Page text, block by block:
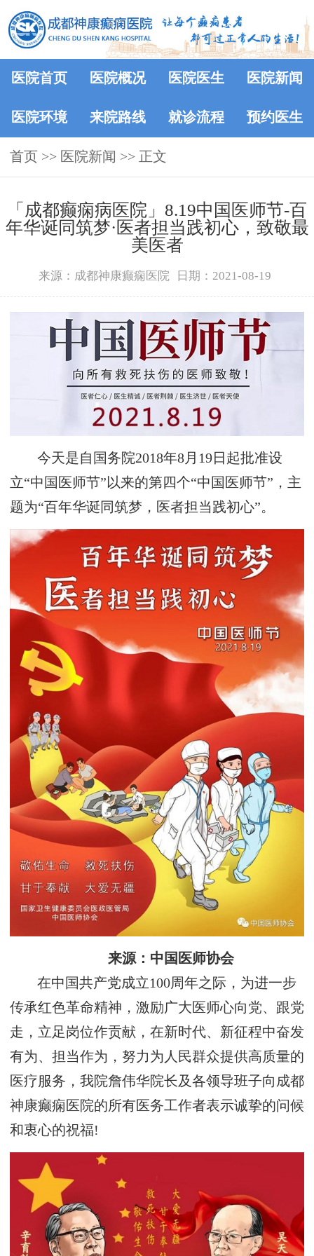
医院首页 医院概况 医院医生 医院新闻
医院环境 来院路线 就诊流程 预约医生
首页 >> 医院新闻 >> 正文
「成都癫痫病医院」8.19中国医师节-百
年华诞同筑梦·医者担当践初心，致敬最
美医者
来源：成都神康癫痫医院 日期：2021-08-19
今天是自国务院2018年8月19日起批准设
立“中国医师节”以来的第四个“中国医师节”，主
题为“百年华诞同筑梦，医者担当践初心”。
来源：中国医师协会
在中国共产党成立100周年之际，为进一步
传承红色革命精神，激励广大医师心向党、跟党
走，立足岗位作贡献，在新时代、新征程中奋发
有为、担当作为，努力为人民群众提供高质量的
医疗服务，我院詹伟华院长及各领导班子向成都
神康癫痫医院的所有医务工作者表示诚挚的问候
和衷心的祝福!